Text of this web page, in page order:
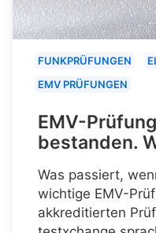
FUNKPRÜFUNGEN
EMV PRÜFUNGEN
EMV-
bestanden.
Was passiert,
wichtige EMV-
akkreditierten